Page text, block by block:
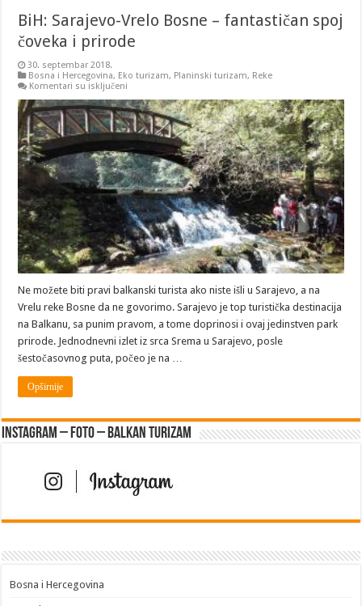
BiH: Sarajevo-Vrelo Bosne – fantastičan spoj
čoveka i prirode
30. septembar 2018.
Bosna i Hercegovina, Eko turizam, Planinski turizam, Reke
Komentari su isključeni
Sarajevo-
Vrelo
Bosne
fantastičan
spoj
čoveka
i
prirode
Ne možete biti pravi balkanski turista ako niste išli u Sarajevo, a na
Vrelu reke Bosne da ne govorimo. Sarajevo je top turistička destinacija
na Balkanu, sa punim pravom, a tome doprinosi i ovaj jedinstven park
prirode. Jednodnevni izlet iz srca Srema u Sarajevo, posle
šestočasovnog puta, počeo je na …
Opširnije
Instagram – FOTO – Balkan turizam
Bosna i Hercegovina